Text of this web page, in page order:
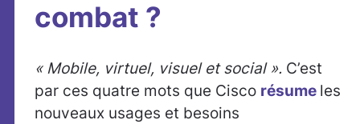
combat ?
« Mobile, virtuel, visuel et social ». C’est
par ces quatre mots que Cisco résume les
nouveaux usages et besoins